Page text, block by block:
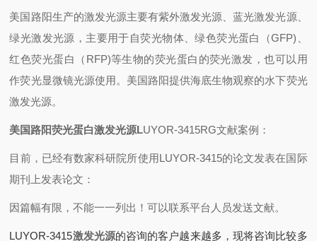
美国路阳生产的激发光源主要有紫外激发光源、蓝光激发光源、
绿光激发光源，主要用于自荧光物体、绿色荧光蛋白（GFP)、
红色荧光蛋白（RFP)等生物的荧光蛋白的荧光激发，也可以用
作荧光显微镜光源使用。美国路阳提供海底生物观察的水下荧光
激发光源。
美国路阳荧光蛋白激发光源LUYOR-3415RG文献案例：
目前，已经有数家科研院所使用LUYOR-3415的论文发表在国际
期刊上发表论文：
因篇幅有限，不能一一列出！可以联系平台人员发送文献。
LUYOR-3415激发光源的咨询的客户越来越多，现将咨询比较多